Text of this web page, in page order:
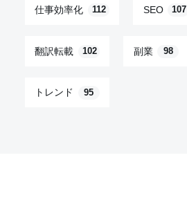
仕事効率化 112 SEO 107
翻訳転載 102 副業 98
トレンド 95